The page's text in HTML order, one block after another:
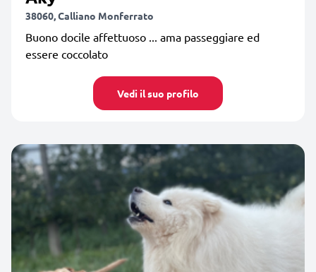
38060, Calliano Monferrato
Buono docile affettuoso ... ama passeggiare ed
essere coccolato
Vedi il suo profilo